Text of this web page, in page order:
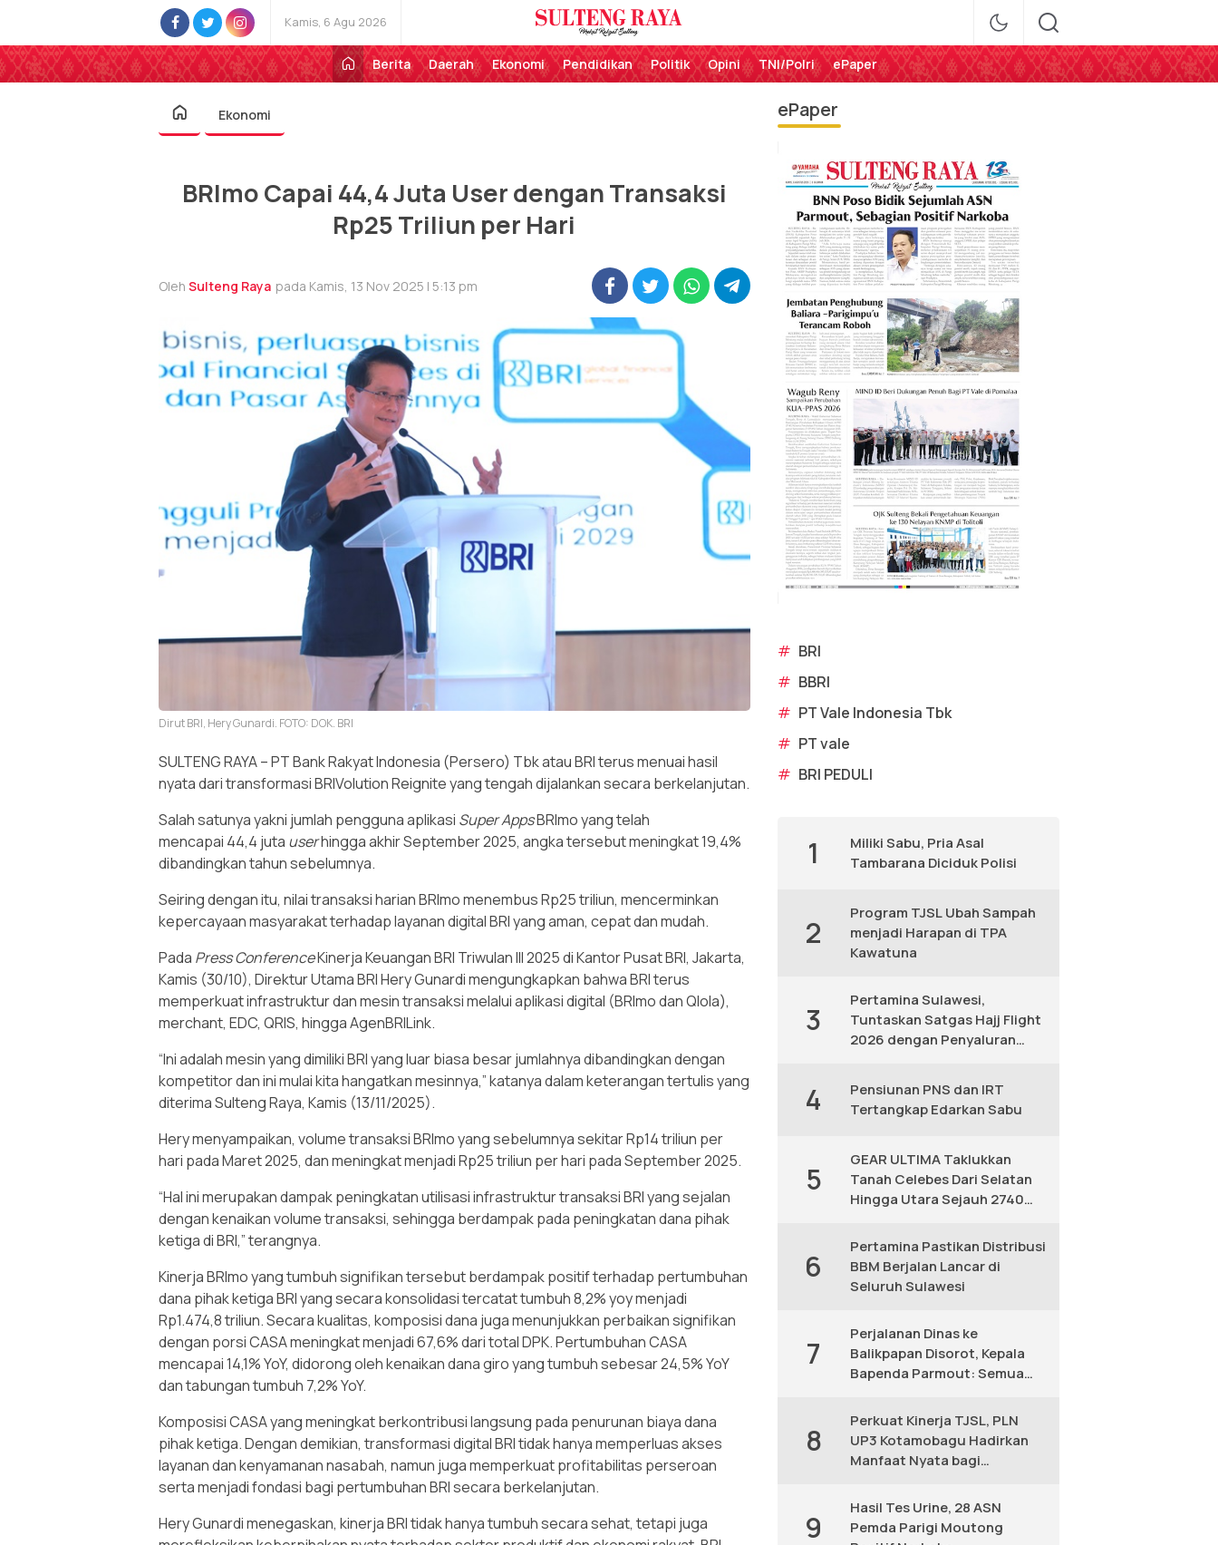
Kamis, 6 Agu 2026
Sulteng Raya
Perekat Rakyat Sulteng
Berita
Daerah Ekonomi Pendidikan Politik Opini TNI/Polri ePaper
Ekonomi
BRImo Capai 44,4 Juta User dengan Transaksi
Rp25 Triliun per Hari
Oleh Sulteng Raya pada Kamis, 13 Nov 2025 | 5:13 pm
Dirut BRI, Hery Gunardi. FOTO: DOK. BRI
SULTENG RAYA – PT Bank Rakyat Indonesia (Persero) Tbk atau BRI terus menuai hasil
nyata dari transformasi BRIVolution Reignite yang tengah dijalankan secara berkelanjutan.
Salah satunya yakni jumlah pengguna aplikasi Super AppsBRImo yang telah
mencapai 44,4 juta userhingga akhir September 2025, angka tersebut meningkat 19,4%
dibandingkan tahun sebelumnya.
Seiring dengan itu, nilai transaksi harian BRImo menembus Rp25 triliun, mencerminkan
kepercayaan masyarakat terhadap layanan digital BRI yang aman, cepat dan mudah.
Pada Press ConferenceKinerja Keuangan BRI Triwulan III 2025 di Kantor Pusat BRI, Jakarta,
Kamis (30/10), Direktur Utama BRI Hery Gunardi mengungkapkan bahwa BRI terus
memperkuat infrastruktur dan mesin transaksi melalui aplikasi digital (BRImo dan Qlola),
merchant, EDC, QRIS, hingga AgenBRILink.
“Ini adalah mesin yang dimiliki BRI yang luar biasa besar jumlahnya dibandingkan dengan
kompetitor dan ini mulai kita hangatkan mesinnya,” katanya dalam keterangan tertulis yang
diterima Sulteng Raya, Kamis (13/11/2025).
Hery menyampaikan, volume transaksi BRImo yang sebelumnya sekitar Rp14 triliun per
hari pada Maret 2025, dan meningkat menjadi Rp25 triliun per hari pada September 2025.
“Hal ini merupakan dampak peningkatan utilisasi infrastruktur transaksi BRI yang sejalan
dengan kenaikan volume transaksi, sehingga berdampak pada peningkatan dana pihak
ketiga di BRI,” terangnya.
Kinerja BRImo yang tumbuh signifikan tersebut berdampak positif terhadap pertumbuhan
dana pihak ketiga BRI yang secara konsolidasi tercatat tumbuh 8,2% yoy menjadi
Rp1.474,8 triliun. Secara kualitas, komposisi dana juga menunjukkan perbaikan signifikan
dengan porsi CASA meningkat menjadi 67,6% dari total DPK. Pertumbuhan CASA
mencapai 14,1% YoY, didorong oleh kenaikan dana giro yang tumbuh sebesar 24,5% YoY
dan tabungan tumbuh 7,2% YoY.
Komposisi CASA yang meningkat berkontribusi langsung pada penurunan biaya dana
pihak ketiga. Dengan demikian, transformasi digital BRI tidak hanya memperluas akses
layanan dan kenyamanan nasabah, namun juga memperkuat profitabilitas perseroan
serta menjadi fondasi bagi pertumbuhan BRI secara berkelanjutan.
Hery Gunardi menegaskan, kinerja BRI tidak hanya tumbuh secara sehat, tetapi juga
ePaper
# BRI
# BBRI
# PT Vale Indonesia Tbk
# PT vale
# BRI PEDULI
1
Miliki Sabu, Pria Asal
Tambarana Diciduk Polisi
2
Program TJSL Ubah Sampah
menjadi Harapan di TPA
Kawatuna
3
Pertamina Sulawesi,
Tuntaskan Satgas Hajj Flight
2026 dengan Penyaluran
4
Pensiunan PNS dan IRT
Tertangkap Edarkan Sabu
5
GEAR ULTIMA Taklukkan
Tanah Celebes Dari Selatan
Hingga Utara Sejauh 2740
6
Pertamina Pastikan Distribusi
BBM Berjalan Lancar di
Seluruh Sulawesi
7
Perjalanan Dinas ke
Balikpapan Disorot, Kepala
Bapenda Parmout: Semua
8
Perkuat Kinerja TJSL, PLN
UP3 Kotamobagu Hadirkan
Manfaat Nyata bagi
9
Hasil Tes Urine, 28 ASN
Pemda Parigi Moutong